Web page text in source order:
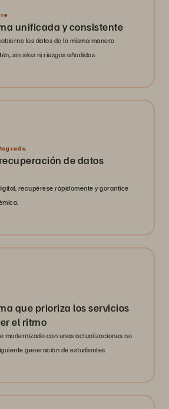
unificada y consistente
los datos de la misma manera
sin silos ni riesgos añadidos.
de datos
recupérese rápidamente y garantice
que prioriza los servicios
el ritmo
modernizado con unas actualizaciones no
generación de estudiantes.